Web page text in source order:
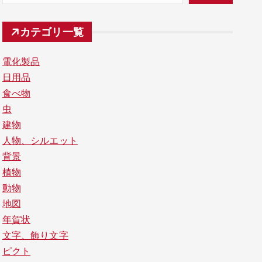
カテゴリ一覧
電化製品
日用品
食べ物
虫
建物
人物、シルエット
背景
植物
動物
地図
年賀状
文字、飾り文字
ピクト